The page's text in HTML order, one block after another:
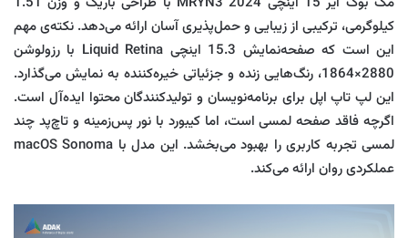
کیلوگرمی، ترکیبی از زیبایی و حمل‌پذیری آسان ارائه می‌دهد. نکته‌ی مهم
این است که صفحه‌نمایش 15.3 اینچی Liquid Retina با رزولوشن
2880×1864، رنگ‌هایی زنده و جزئیاتی خیره‌کننده به نمایش می‌گذارد.
این لپ تاپ اپل برای برنامه‌نویسان و تولیدکنندگان محتوا ایده‌آل است.
اگرچه فاقد صفحه لمسی است، اما کیبورد با نور پس‌زمینه و تاچ‌پد چند
لمسی تجربه کاربری را بهبود می‌بخشد. این مدل با macOS Sonoma
عملکردی روان ارائه می‌کند.